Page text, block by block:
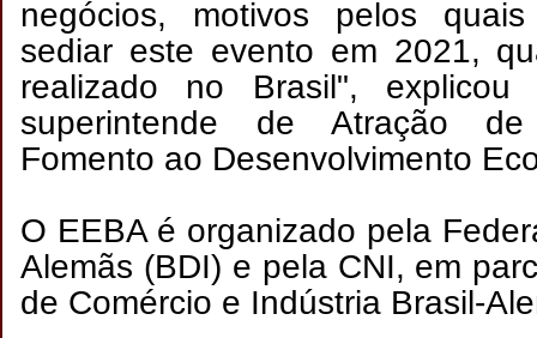
negócios, motivos pelos
sediar este evento em 2021,
realizado no Brasil", explicou
superintende de Atração
Fomento ao Desenvolvimento
O EEBA é organizado pela
Alemãs (BDI) e pela CNI, em
de Comércio e Indústria Brasil-